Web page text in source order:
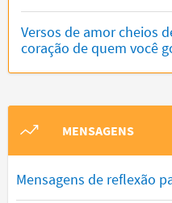
Versos de amor cheios
coração de quem você
MENSAGENS
Mensagens de reflexão